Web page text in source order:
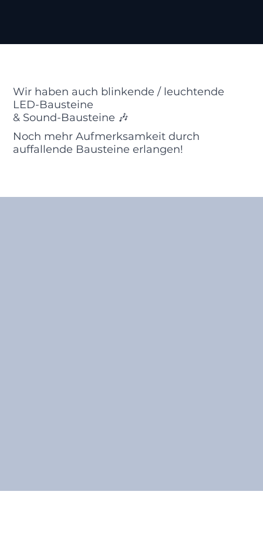
Wir haben auch blinkende / leuchtende
LED-Bausteine
& Sound-Bausteine 🎶
Noch mehr Aufmerksamkeit durch
auffallende Bausteine erlangen!